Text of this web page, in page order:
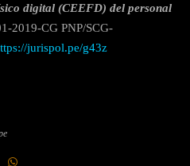
digital (CEEFD) del personal
2019-CG PNP/SCG-
jurispol.pe/g43z